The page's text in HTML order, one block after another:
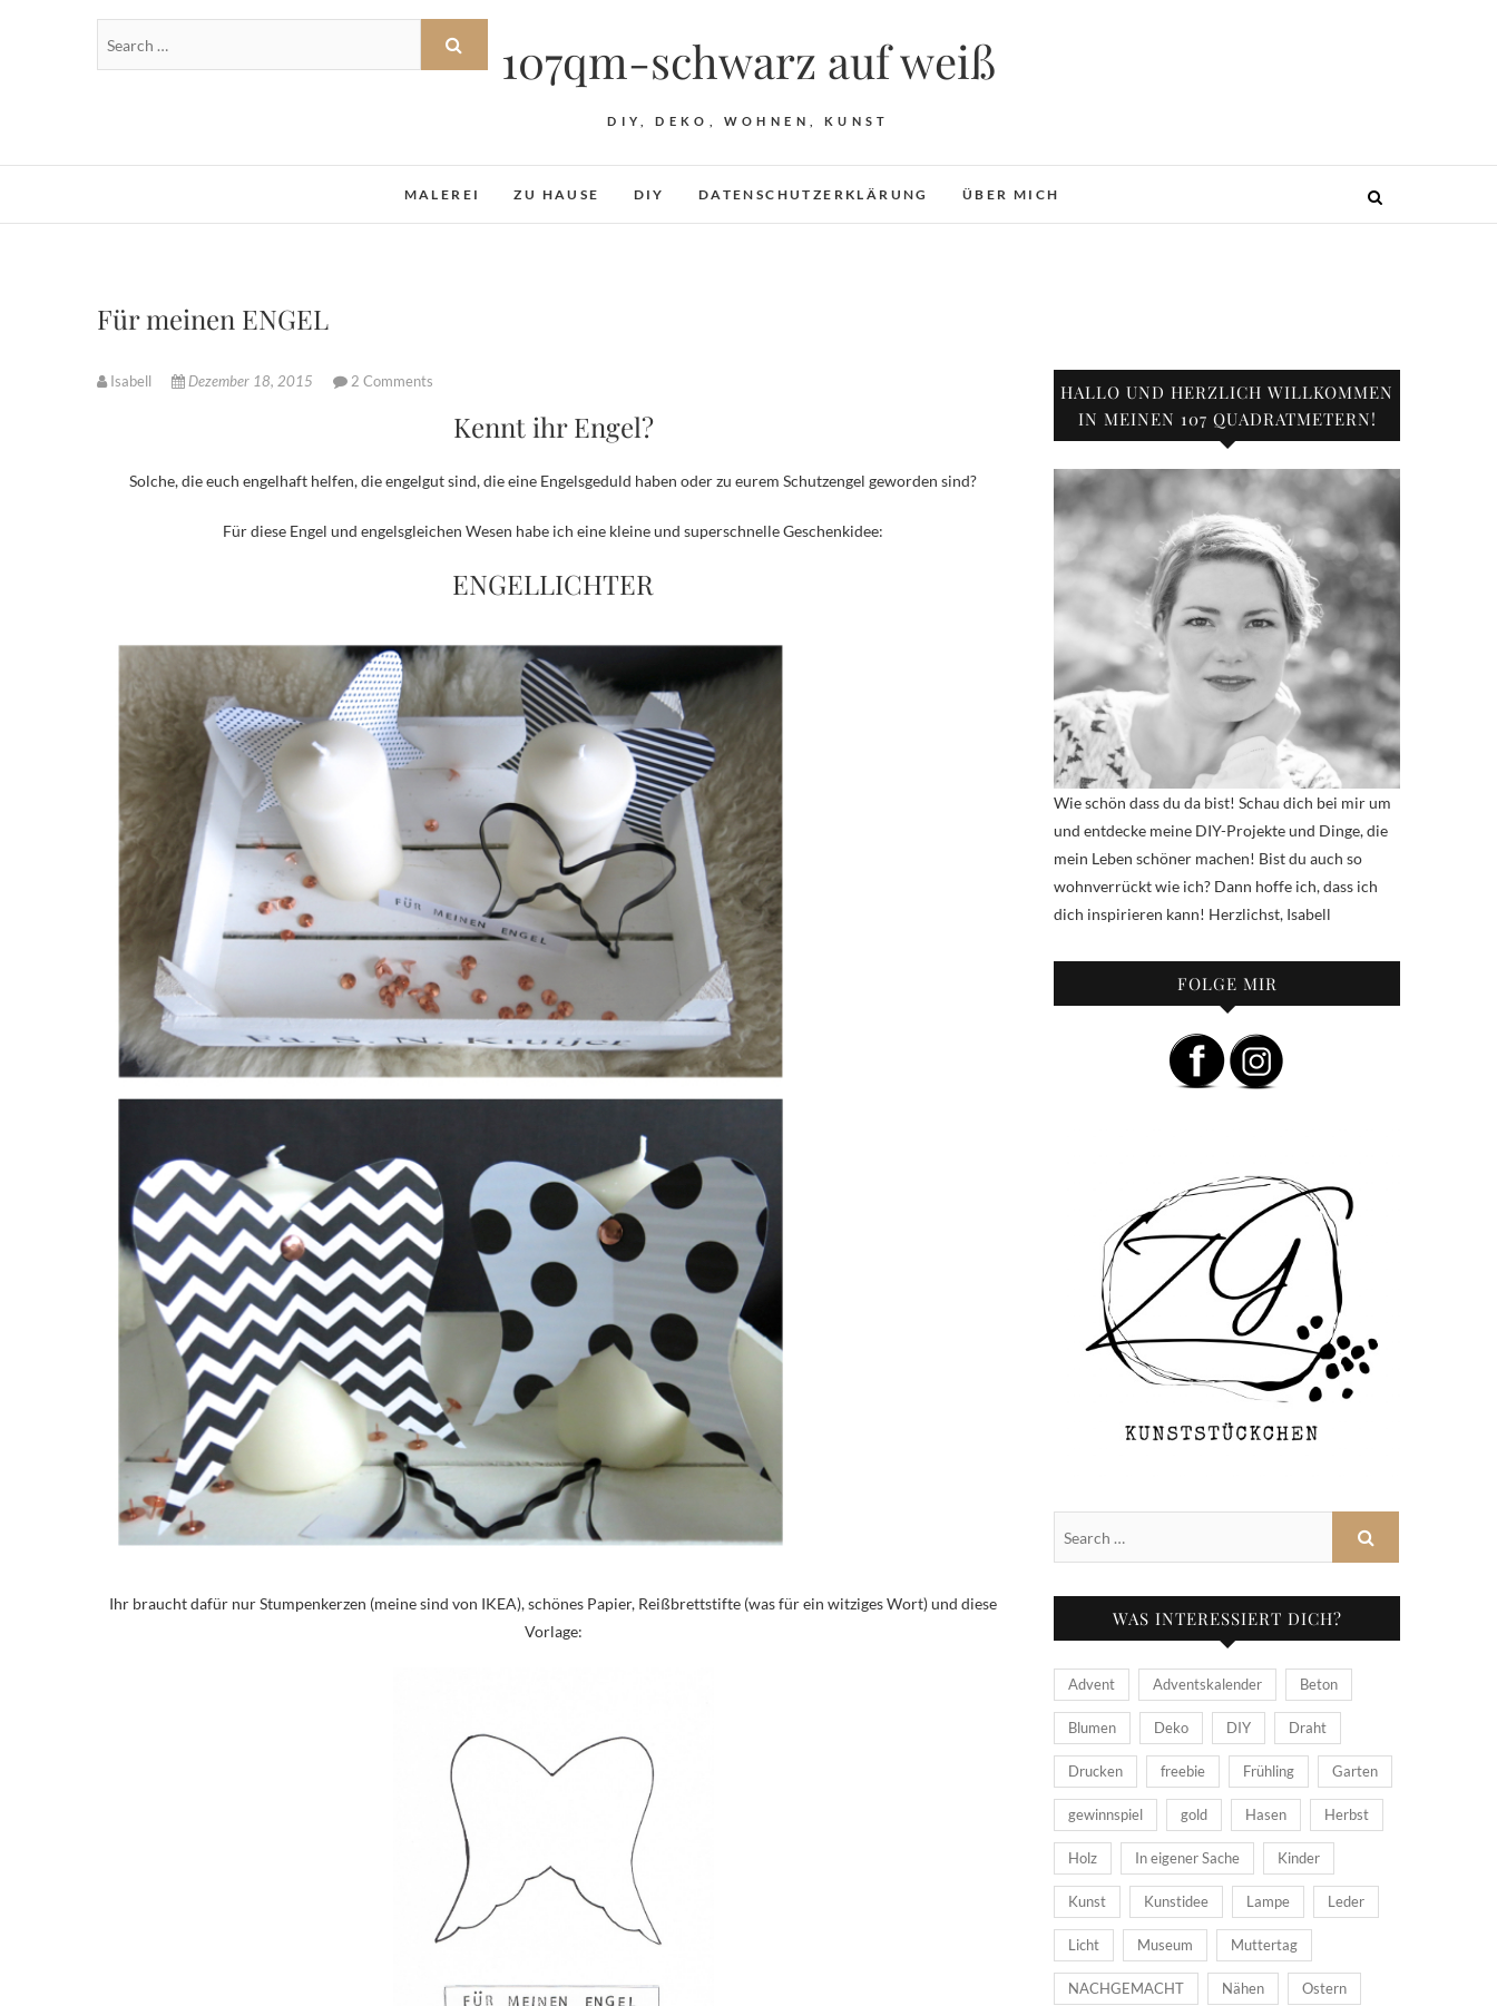
107qm-schwarz auf weiß
DIY, DEKO, WOHNEN, KUNST
MALEREI ZU HAUSE DIY DATENSCHUTZERKLÄRUNG ÜBER MICH
Für meinen ENGEL
Isabell Dezember 18, 2015 2 Comments
Kennt ihr Engel?
Solche, die euch engelhaft helfen, die engelgut sind, die eine Engelsgeduld haben oder zu eurem Schutzengel geworden sind?
Für diese Engel und engelsgleichen Wesen habe ich eine kleine und superschnelle Geschenkidee:
ENGELLICHTER
Ihr braucht dafür nur Stumpenkerzen (meine sind von IKEA), schönes Papier, Reißbrettstifte (was für ein witziges Wort) und diese
Vorlage:
HALLO UND HERZLICH WILLKOMMEN
IN MEINEN 107 QUADRATMETERN!
Wie schön dass du da bist! Schau dich bei mir um
und entdecke meine DIY-Projekte und Dinge, die
mein Leben schöner machen! Bist du auch so
wohnverrückt wie ich? Dann hoffe ich, dass ich
dich inspirieren kann! Herzlichst, Isabell
FOLGE MIR
WAS INTERESSIERT DICH?
Advent Adventskalender Beton
Blumen Deko DIY Draht
Drucken freebie Frühling Garten
gewinnspiel gold Hasen Herbst
Holz In eigener Sache Kinder
Kunst Kunstidee Lampe Leder
Licht Museum Muttertag
NACHGEMACHT Nähen Ostern